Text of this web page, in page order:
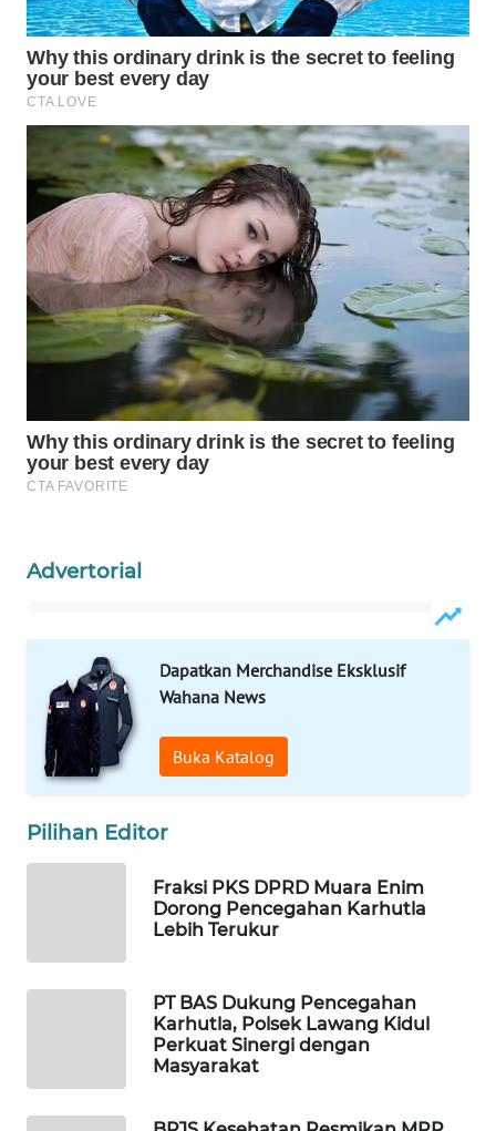
Advertorial
Dapatkan Merchandise Eksklusif
Wahana News
Buka Katalog
Pilihan Editor
Fraksi PKS DPRD Muara Enim
Dorong Pencegahan Karhutla
Lebih Terukur
PT BAS Dukung Pencegahan
Karhutla, Polsek Lawang Kidul
Perkuat Sinergi dengan
Masyarakat
WAHANA
OTOMOTIF
WAHANA
HEALTH
WAHANA
DESA
WISATA
LAPAK
WAHANA
Wahana
KONSUMEN
LISTRIK
ID
MAWAKA
ID
MARTABAT
NET
KOPEKLIN